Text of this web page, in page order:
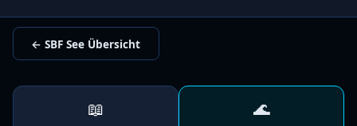
← SBF See Übersicht
📖 🌊